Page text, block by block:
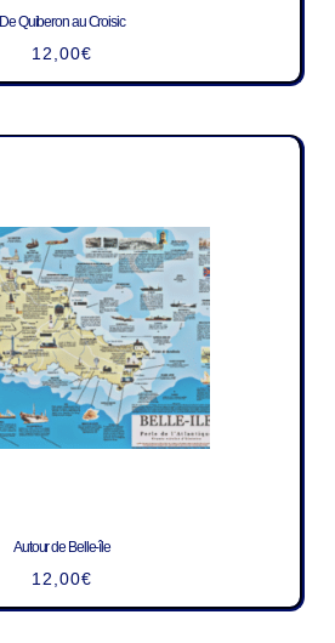
De Quiberon au Croisic
12,00€
Autour de Belle-île
12,00€